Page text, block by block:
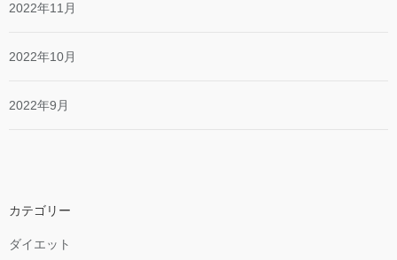
2022年11月
2022年10月
2022年9月
カテゴリー
ダイエット